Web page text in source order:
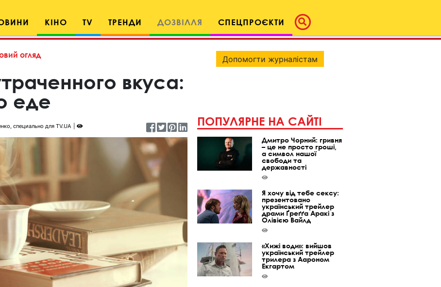
КІНО TV ТРЕНДИ ДОЗВІЛЛЯ СПЕЦПРОЄКТИ
огляд
вкуса:
еде
специально для TV.UA
Допомогти журналістам
ПОПУЛЯРНЕ НА САЙТІ
Дмитро Чорний: гривня
– це не просто гроші,
а символ нашої
свободи та
державності
Я хочу від тебе сексу:
презентовано
український трейлер
драми Ґреґґа Аракі з
Олівією Вайлд
«Хижі води»: вийшов
український трейлер
трилера з Аароном
Екгартом